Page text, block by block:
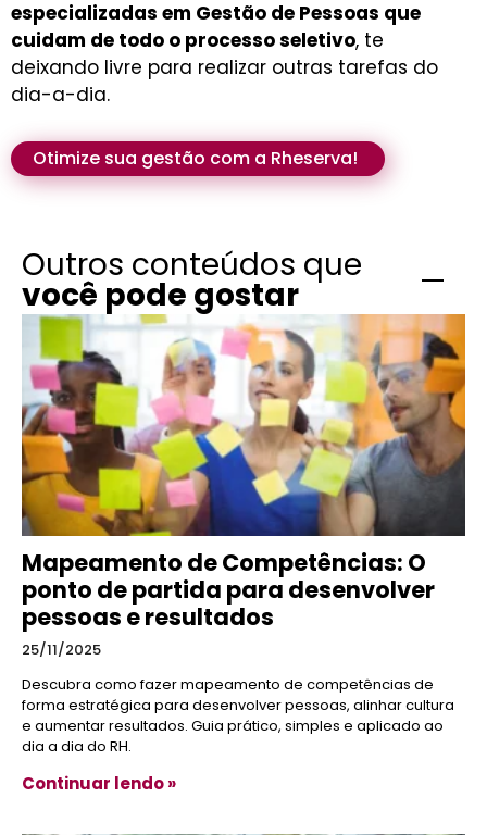
especializadas em Gestão de Pessoas que
cuidam de todo o processo seletivo, te
deixando livre para realizar outras tarefas do
dia-a-dia.
Otimize sua gestão com a Rheserva!
Outros conteúdos que
você pode gostar
Mapeamento de Competências: O
ponto de partida para desenvolver
pessoas e resultados
25/11/2025
Descubra como fazer mapeamento de competências de
forma estratégica para desenvolver pessoas, alinhar cultura
e aumentar resultados. Guia prático, simples e aplicado ao
dia a dia do RH.
Continuar lendo »